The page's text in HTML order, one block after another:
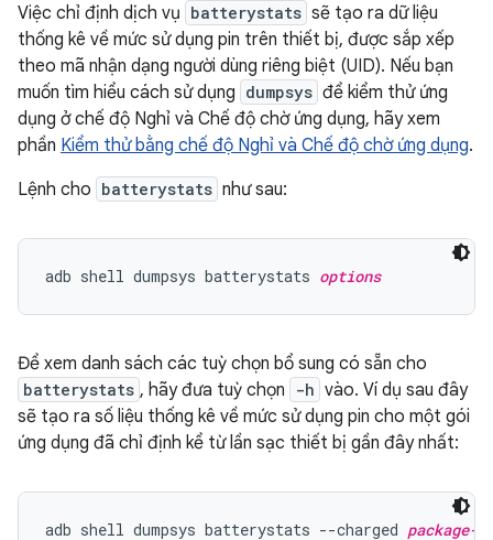
Việc chỉ định dịch vụ batterystats sẽ tạo ra dữ liệu
thống kê về mức sử dụng pin trên thiết bị, được sắp xếp
theo mã nhận dạng người dùng riêng biệt (UID). Nếu bạn
muốn tìm hiểu cách sử dụng dumpsys để kiểm thử ứng
dụng ở chế độ Nghỉ và Chế độ chờ ứng dụng, hãy xem
phần Kiểm thử bằng chế độ Nghỉ và Chế độ chờ ứng dụng.
Lệnh cho batterystats như sau:
adb shell dumpsys batterystats options
Để xem danh sách các tuỳ chọn bổ sung có sẵn cho
batterystats , hãy đưa tuỳ chọn -h vào. Ví dụ sau đây
sẽ tạo ra số liệu thống kê về mức sử dụng pin cho một gói
ứng dụng đã chỉ định kể từ lần sạc thiết bị gần đây nhất:
adb shell dumpsys batterystats --charged package-